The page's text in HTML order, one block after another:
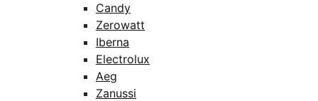
Candy
Zerowatt
Iberna
Electrolux
Aeg
Zanussi